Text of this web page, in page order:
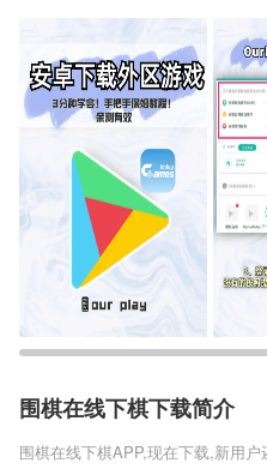
围棋在线下棋下载简介
围棋在线下棋APP,现在下载,新用户